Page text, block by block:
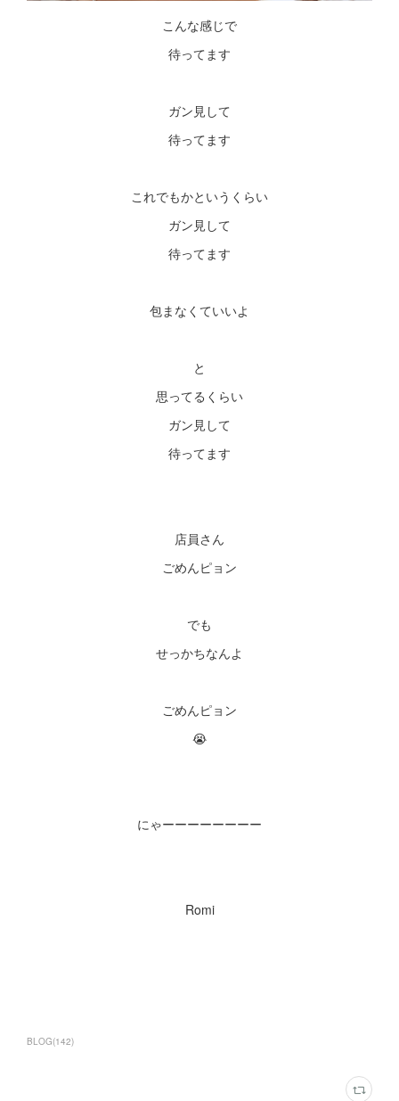
こんな感じで
待ってます
ガン見して
待ってます
これでもかというくらい
ガン見して
待ってます
包まなくていいよ
と
思ってるくらい
ガン見して
待ってます
店員さん
ごめんピョン
でも
せっかちなんよ
ごめんピョン
😭
にゃーーーーーーーー
Romi
BLOG(142)